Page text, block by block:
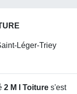
Léger-Triey
2 M I Toiture s'est